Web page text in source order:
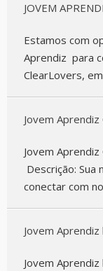
JOVEM
Estamos com
Aprendiz para
ClearLovers,
Jovem
Jovem
Descrição: Sua
conectar com
Jovem
Jovem